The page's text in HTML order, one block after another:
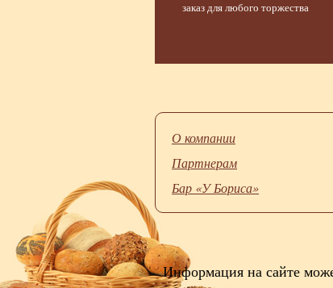
заказ для любого торжества
О компании
Партнерам
Бар «У Бориса»
Информация на сайте